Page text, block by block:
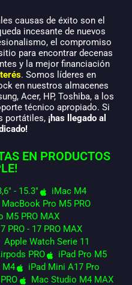
causas de éxito son el
incesante de nuevos
el compromiso
para encontrar decenas
y la mejor financiación
. Somos líderes en
en nuestros almacenes
Acer, HP, Toshiba, a los
técnico apropiado. Si
portátiles, ¡has llegado al
EN PRODUCTOS
- 15.3"
iMac M4
MacBook Pro M5 PRO
M5 PRO MAX
PRO - 17 PRO MAX
Apple Watch Serie 11
PRO
iPad Pro M5
M4
iPad Mini A17 Pro
Mac Studio M4 MAX